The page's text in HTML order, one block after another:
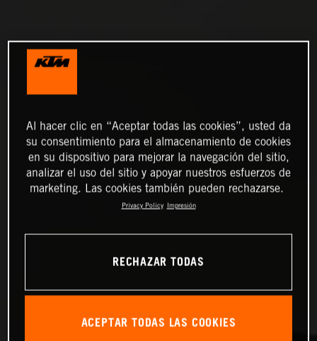
Al hacer clic en “Aceptar todas las cookies”, usted da
su consentimiento para el almacenamiento de cookies
en su dispositivo para mejorar la navegación del sitio,
analizar el uso del sitio y apoyar nuestros esfuerzos de
marketing. Las cookies también pueden rechazarse.
Privacy Policy Impresión
RECHAZAR TODAS
ACEPTAR TODAS LAS COOKIES